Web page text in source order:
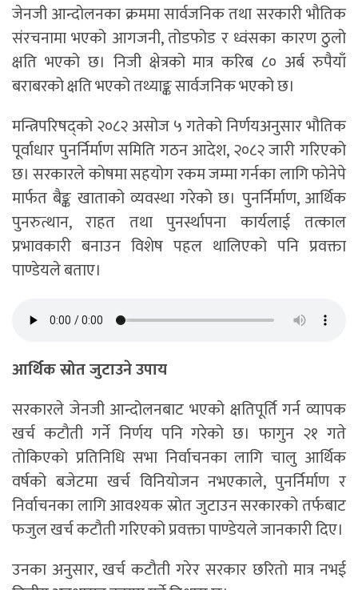
जेनजी आन्दोलनका क्रममा सार्वजनिक तथा सरकारी भौतिक
संरचनामा भएको आगजनी, तोडफोड र ध्वंसका कारण ठुलो
क्षति भएको छ। निजी क्षेत्रको मात्र करिब ८० अर्ब रुपैयाँ
बराबरको क्षति भएको तथ्याङ्क सार्वजनिक भएको छ।
मन्त्रिपरिषद्को २०८२ असोज ५ गतेको निर्णयअनुसार भौतिक
पूर्वाधार पुनर्निर्माण समिति गठन आदेश, २०८२ जारी गरिएको
छ। सरकारले कोषमा सहयोग रकम जम्मा गर्नका लागि फोनेपे
मार्फत बैङ्क खाताको व्यवस्था गरेको छ। पुनर्निर्माण, आर्थिक
पुनरुत्थान, राहत तथा पुनर्स्थापना कार्यलाई तत्काल
प्रभावकारी बनाउन विशेष पहल थालिएको पनि प्रवक्ता
पाण्डेयले बताए।
आर्थिक स्रोत जुटाउने उपाय
सरकारले जेनजी आन्दोलनबाट भएको क्षतिपूर्ति गर्न व्यापक
खर्च कटौती गर्ने निर्णय पनि गरेको छ। फागुन २१ गते
तोकिएको प्रतिनिधि सभा निर्वाचनका लागि चालु आर्थिक
वर्षको बजेटमा खर्च विनियोजन नभएकाले, पुनर्निर्माण र
निर्वाचनका लागि आवश्यक स्रोत जुटाउन सरकारको तर्फबाट
फजुल खर्च कटौती गरिएको प्रवक्ता पाण्डेयले जानकारी दिए।
उनका अनुसार, खर्च कटौती गरेर सरकार छरितो मात्र नभई